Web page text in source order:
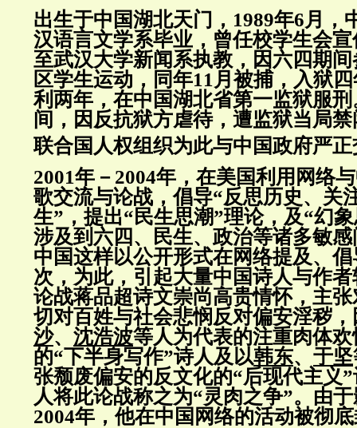
出生于中国湖北天门，1989年6月，
汉语言文学系毕业，曾任校学生会
至武汉大学新闻系执教，因六四期
区学生运动，同年11月被捕，入狱
利两年，在中国湖北省第一监狱服
间，因反抗狱方虐待，遭监狱当局
联合国人权组织为此与中国政府严正
2001年－2004年，在美国利用网络
歌交流与论战，倡导“反思历史、关
生”，提出“民生思潮”理论，及“幻
涉及到六四、民生、政治等诸多敏
中国这样以公开形式在网络提及、
次，为此，引起大量中国诗人与作
论战蒋品超诗文崇尚高贵情怀，主
切对百姓与社会悲悯反对偏安淫秽
沙、 沈浩波等人为代表的注重肉体
的“下半身写作”诗人及以韩东、 于坚
张颓废偏安的反文化的“后现代主义
人将此论战称之为“灵肉之争”。由
2004年，他在中国网络的活动被彻